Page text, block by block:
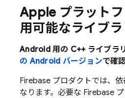
Apple プラットフ
用可能なライブラ
Android 用の C++ ライブラリ
の Android バージョンで確
Firebase プロダクトでは、
なります。必要な Firebase プ